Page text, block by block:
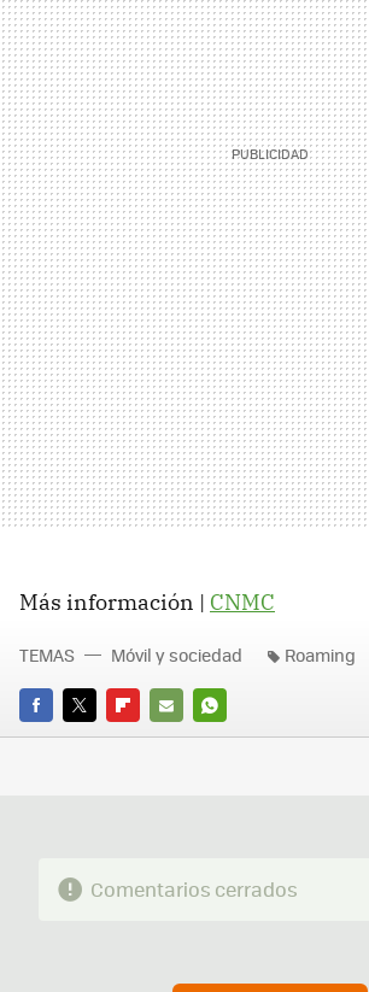
Más información | CNMC
FACEBOOK
TWITTERFLIPBOARD
E-
WHATSAPP
TEMAS Móvil y sociedad Roaming
Comentarios cerrados